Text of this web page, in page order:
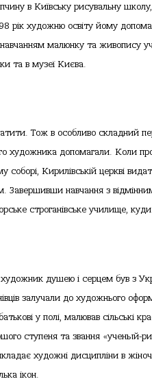
в Київську рисувальну
рік художню освіту йому
малюнку та живопису
та в музеї Києва.
Тож в особливо складний
художника допомагали. Коли
соборі, Кирилівській церкві
Завершивши навчання з
строганівське училище, куди
душею і серцем був з
залучали до художнього
у полі, малював сільські
ступеня та звання «ученый-
художні дисципліни в
ікон.